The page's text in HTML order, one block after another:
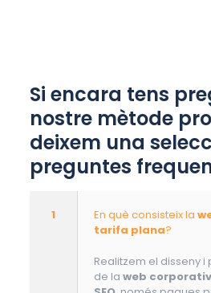
Si encara tens
nostre mètode
deixem una
preguntes
1 En què consisteix la
tarifa plana?
Realitzem el disseny
de la web